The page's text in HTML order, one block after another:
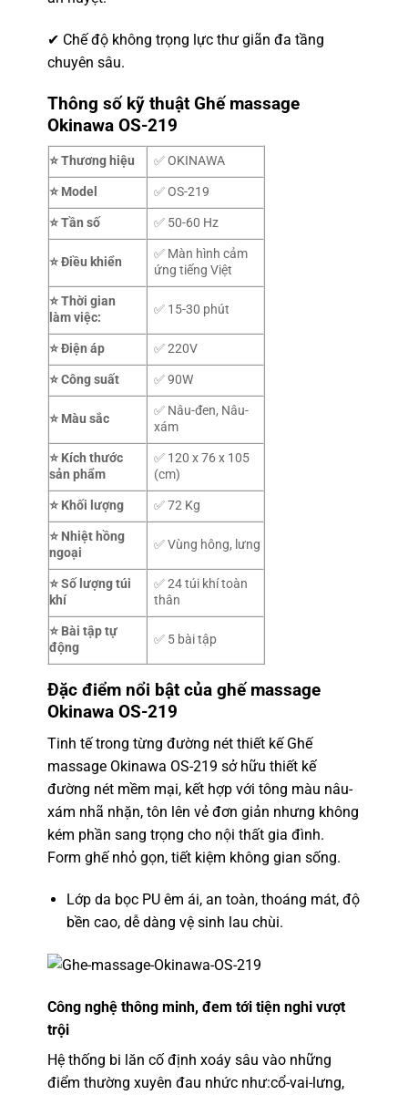
✔ Chế độ không trọng lực thư giãn đa tầng
chuyên sâu.
Thông số kỹ thuậtGhế massage
OkinawaOS-219
⭐ Thương hiệu
✅ OKINAWA
⭐ Model
✅ OS-219
⭐ Tần số
✅ 50-60 Hz
⭐ Điều khiển
✅ Màn hình cảm
ứng tiếng Việt
⭐Thời gian
làm việc:
✅ 15-30 phút
⭐ Điện áp
✅ 220V
⭐ Công suất
✅ 90W
⭐ Màu sắc
✅ Nâu-đen, Nâu-
xám
⭐ Kích thước
sản phẩm
✅ 120 x 76 x 105
(cm)
⭐ Khối lượng
✅ 72 Kg
⭐ Nhiệt hồng
ngoại
✅ Vùng hông, lưng
⭐ Số lượng túi
khí
✅ 24 túi khí toàn
thân
⭐ Bài tập tự
động
✅ 5 bài tập
Đặc điểm nổi bật của ghế massage
Okinawa OS-219
Tinh tế trong từng đường nét thiết kế Ghế
massage Okinawa OS-219 sở hữu thiết kế
đường nét mềm mại, kết hợp với tông màu nâu-
xám nhã nhặn, tôn lên vẻ đơn giản nhưng không
kém phần sang trọng cho nội thất gia đình.
Form ghế nhỏ gọn, tiết kiệm không gian sống.
Lớp da bọc PU êm ái, an toàn, thoáng mát, độ
bền cao, dễ dàng vệ sinh lau chùi.
Công nghệ thông minh, đem tới tiện nghi vượt
trội
Hệ thống bi lăn cố định xoáy sâu vào những
điểm thường xuyên đau nhức như:cổ-vai-lưng,